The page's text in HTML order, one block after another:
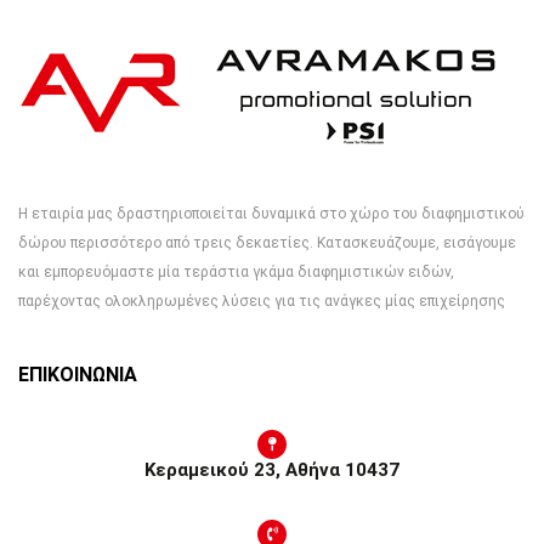
Η εταιρία μας δραστηριοποιείται δυναμικά στο χώρο του διαφημιστικού
δώρου περισσότερο από τρεις δεκαετίες. Κατασκευάζουμε, εισάγουμε
και εμπορευόμαστε μία τεράστια γκάμα διαφημιστικών ειδών,
παρέχοντας ολοκληρωμένες λύσεις για τις ανάγκες μίας επιχείρησης
ΕΠΙΚΟΙΝΩΝΙΑ
Κεραμεικού 23, Αθήνα 10437